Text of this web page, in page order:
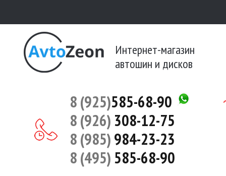
Интернет-магазин
автошин и дисков
8 (925)585-68-90
8 (926) 308-12-75
8 (985)984-23-23
8 (495)585-68-90